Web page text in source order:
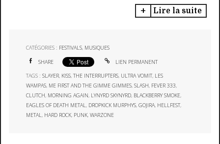
Lire la suite
CATÉGORIES : FESTIVALS, MUSIQUES
SHARE LIEN PERMANENT
TAGS :SLAYER, KISS,THE INTERRUPTERS, ULTRA VOMIT, LES
WAMPAS, ME FIRST AND THE GIMME GIMMES,SLASH, FEVER 333,
CLUTCH, MORNING AGAIN, LYNYRD SKYNYRD, BLACKBERRY SMOKE,
EAGLES OF DEATH METAL, DROPKICK MURPHYS,GOJIRA, HELLFEST,
METAL, HARD ROCK, PUNK,WARZONE